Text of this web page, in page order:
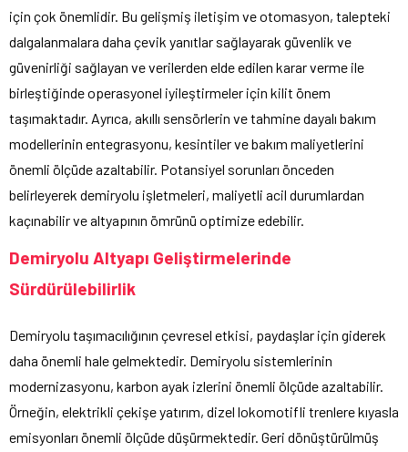
için çok önemlidir. Bu gelişmiş iletişim ve otomasyon, talepteki
dalgalanmalara daha çevik yanıtlar sağlayarak güvenlik ve
güvenirliği sağlayan ve verilerden elde edilen karar verme ile
birleştiğinde operasyonel iyileştirmeler için kilit önem
taşımaktadır. Ayrıca, akıllı sensörlerin ve tahmine dayalı bakım
modellerinin entegrasyonu, kesintiler ve bakım maliyetlerini
önemli ölçüde azaltabilir. Potansiyel sorunları önceden
belirleyerek demiryolu işletmeleri, maliyetli acil durumlardan
kaçınabilir ve altyapının ömrünü optimize edebilir.
Demiryolu Altyapı Geliştirmelerinde
Sürdürülebilirlik
Demiryolu taşımacılığının çevresel etkisi, paydaşlar için giderek
daha önemli hale gelmektedir. Demiryolu sistemlerinin
modernizasyonu, karbon ayak izlerini önemli ölçüde azaltabilir.
Örneğin, elektrikli çekişe yatırım, dizel lokomotifli trenlere kıyasla
emisyonları önemli ölçüde düşürmektedir. Geri dönüştürülmüş